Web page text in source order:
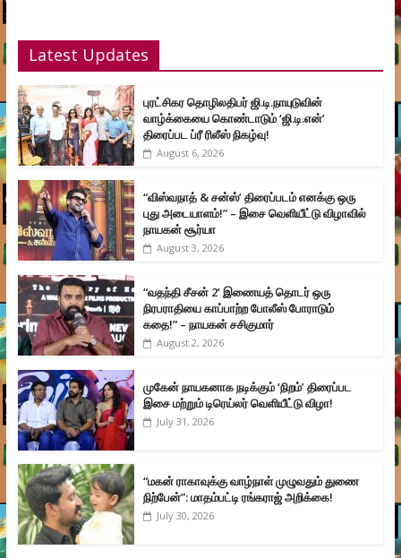
Latest Updates
புரட்சிகர தொழிலதிபர் ஜி.டி.நாயுடுவின்
வாழ்க்கையை கொண்டாடும் ‘ஜி.டி.என்’
திரைப்பட ப்ரீ ரிலீஸ் நிகழ்வு!
August 6, 2026
“விஸ்வநாத் & சன்ஸ்’ திரைப்படம் எனக்கு ஒரு
புது அடையாளம்!” – இசை வெளியீட்டு விழாவில்
நாயகன் சூர்யா
August 3, 2026
“வதந்தி சீசன் 2’ இணையத் தொடர் ஒரு
நிரபராதியை காப்பாற்ற போலீஸ் போராடும்
கதை!” – நாயகன் சசிகுமார்
August 2, 2026
முகேன் நாயகனாக நடிக்கும் ‘நிறம்’ திரைப்பட
இசை மற்றும் டிரெய்லர் வெளியீட்டு விழா!
July 31, 2026
“மகன் ராகாவுக்கு வாழ்நாள் முழுவதும் துணை
நிற்பேன்”: மாதம்பட்டி ரங்கராஜ் அறிக்கை!
July 30, 2026